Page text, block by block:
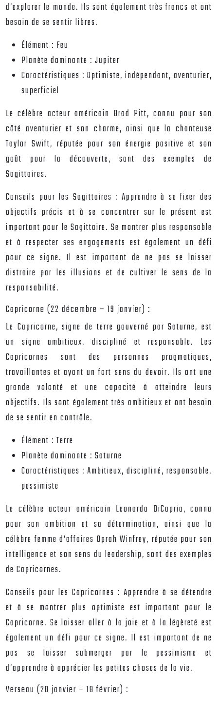
d’explorer le monde. Ils sont également très francs et ont
besoin de se sentir libres.
Élément : Feu
Planète dominante : Jupiter
Caractéristiques : Optimiste, indépendant, aventurier,
superficiel
Le célèbre acteur américain Brad Pitt, connu pour son
côté aventurier et son charme, ainsi que la chanteuse
Taylor Swift, réputée pour son énergie positive et son
goût pour la découverte, sont des exemples de
Sagittaires.
Conseils pour les Sagittaires : Apprendre à se fixer des
objectifs précis et à se concentrer sur le présent est
important pour le Sagittaire. Se montrer plus responsable
et à respecter ses engagements est également un défi
pour ce signe. Il est important de ne pas se laisser
distraire par les illusions et de cultiver le sens de la
responsabilité.
Capricorne (22 décembre – 19 janvier) :
Le Capricorne, signe de terre gouverné par Saturne, est
un signe ambitieux, discipliné et responsable. Les
Capricornes sont des personnes pragmatiques,
travaillantes et ayant un fort sens du devoir. Ils ont une
grande volonté et une capacité à atteindre leurs
objectifs. Ils sont également très ambitieux et ont besoin
de se sentir en contrôle.
Élément :Terre
Planète dominante : Saturne
Caractéristiques : Ambitieux, discipliné, responsable,
pessimiste
Le célèbre acteur américain Leonardo DiCaprio, connu
pour son ambition et sa détermination, ainsi que la
célèbre femme d’affaires Oprah Winfrey, réputée pour son
intelligence et son sens du leadership, sont des exemples
de Capricornes.
Conseils pour les Capricornes : Apprendre à se détendre
et à se montrer plus optimiste est important pour le
Capricorne. Se laisser aller à la joie et à la légèreté est
également un défi pour ce signe. Il est important de ne
pas se laisser submerger par le pessimisme et
d’apprendre à apprécier les petites choses de la vie.
Verseau (20 janvier – 18 février) :